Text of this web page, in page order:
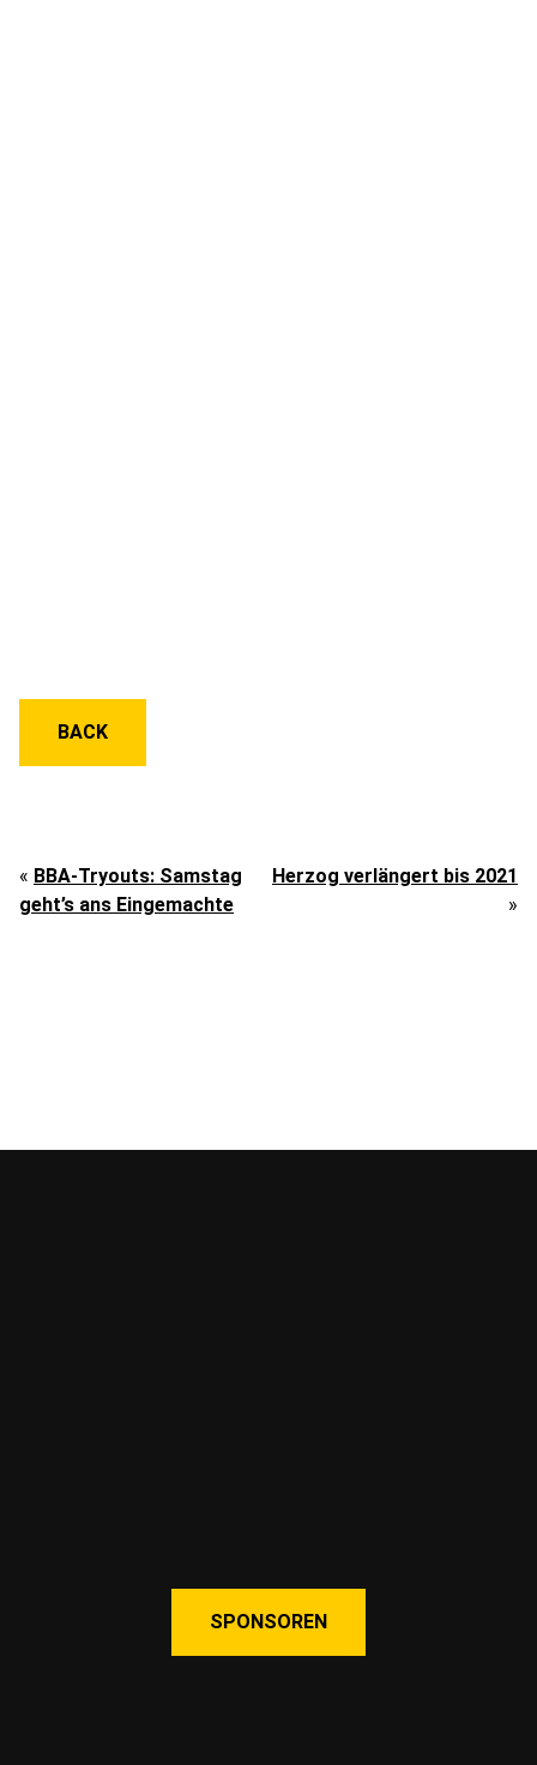
BACK
« BBA-Tryouts: Samstag
geht’s ans Eingemachte
Herzog verlängert bis 2021
»
SPONSOREN